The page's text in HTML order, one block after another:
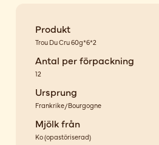
Produkt
Trou Du Cru 60g*6*2
Antal per förpackning
12
Ursprung
Frankrike/Bourgogne
Mjölk från
Ko(opastöriserad)